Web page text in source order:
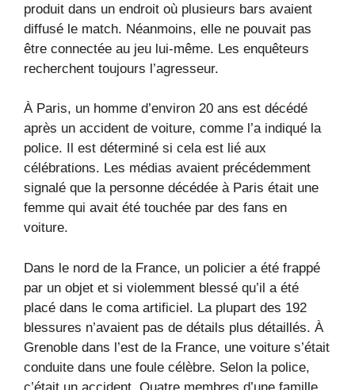
produit dans un endroit où plusieurs bars avaient
diffusé le match. Néanmoins, elle ne pouvait pas
être connectée au jeu lui-même. Les enquêteurs
recherchent toujours l’agresseur.
À Paris, un homme d’environ 20 ans est décédé
après un accident de voiture, comme l’a indiqué la
police. Il est déterminé si cela est lié aux
célébrations. Les médias avaient précédemment
signalé que la personne décédée à Paris était une
femme qui avait été touchée par des fans en
voiture.
Dans le nord de la France, un policier a été frappé
par un objet et si violemment blessé qu’il a été
placé dans le coma artificiel. La plupart des 192
blessures n’avaient pas de détails plus détaillés. À
Grenoble dans l’est de la France, une voiture s’était
conduite dans une foule célèbre. Selon la police,